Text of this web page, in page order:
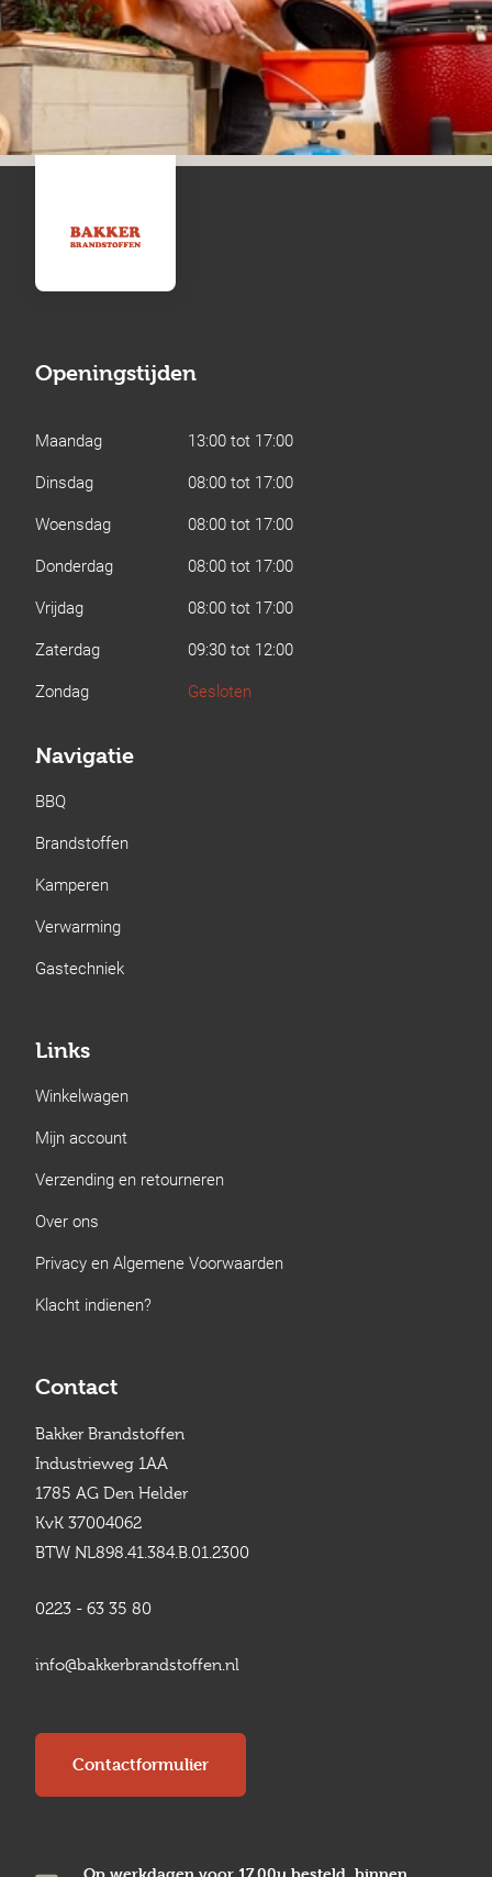
Openingstijden
Maandag
13:00 tot 17:00
Dinsdag
08:00 tot 17:00
Woensdag
08:00 tot 17:00
Donderdag
08:00 tot 17:00
Vrijdag
08:00 tot 17:00
Zaterdag
09:30 tot 12:00
Zondag
Gesloten
Navigatie
BBQ
Brandstoffen
Kamperen
Verwarming
Gastechniek
Links
Winkelwagen
Mijn account
Verzending en retourneren
Over ons
Privacy en Algemene Voorwaarden
Klacht indienen?
Contact
Bakker Brandstoffen
Industrieweg 1AA
1785 AG Den Helder
KvK 37004062
BTW NL898.41.384.B.01.2300
0223 - 63 35 80
info@bakkerbrandstoffen.nl
Contactformulier
Op werkdagen voor 17.00u besteld, binnen